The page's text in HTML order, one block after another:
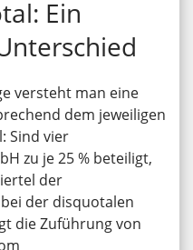
Ein
versteht man eine
dem jeweiligen
Sind vier
zu je 25 % beteiligt,
der
der disquotalen
die Zuführung von